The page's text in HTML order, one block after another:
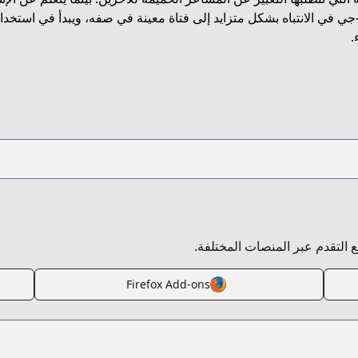
https://
في الانتباه بشكل متزايد إلى فتاة معينة في صفه، ويبدأ في
التقدم عبر المنصات المختلفة.
Firefox Add-ons